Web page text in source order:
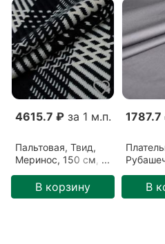
4615.7 ₽ за 1 м.п.
Пальтовая, Твид,
Меринос, 150 см,
Черно-белый
(24062108)
В корзину
1787.7
Серый,
В